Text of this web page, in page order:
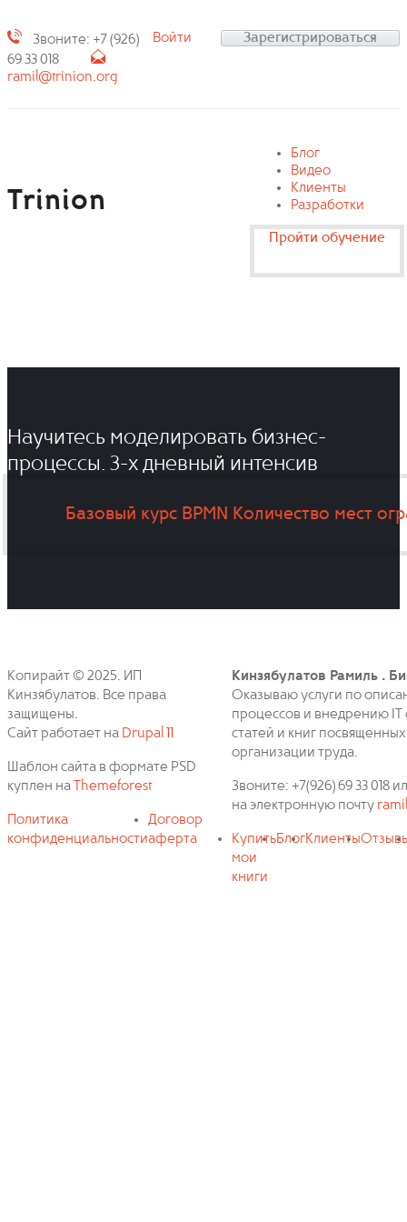
Звоните: +7 (926)
69 33 018
ramil@trinion.org
Войти Зарегистрироваться
Trinion
Блог
Видео
Клиенты
Разработки
Пройти обучение
Научитесь моделировать бизнес-
процессы. 3-x дневный интенсив
Базовый курс BPMN Количество мест
Копирайт © 2025. ИП
Кинзябулатов. Все права
защищены.
Сайт работает на Drupal 11
Шаблон сайта в формате PSD
куплен на
Themeforest
Политика
конфиденциальности
Договор
аферта
Кинзябулатов Рамиль .
Оказываю услуги по
процессов и внедрению IT
статей и книг
организации труда.
Звоните: +7(926) 69 33 018
на электронную почту
Купить
мои
книги
БлогКлиенты